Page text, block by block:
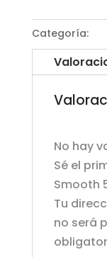
Categoría:
No hay
Sé el
Smooth
Tu
no será